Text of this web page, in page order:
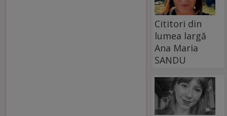
Cititori din
lumea largă
Ana Maria
SANDU